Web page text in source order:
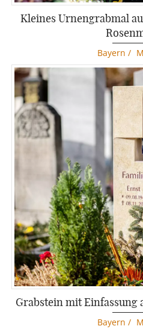
Kleines Urnengrabmal
Bayern /
Grabstein mit Einfassung
Bayern /